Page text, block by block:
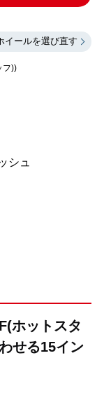
イールを選び直す
フ))
シュ
ホットスタ
せる15イン